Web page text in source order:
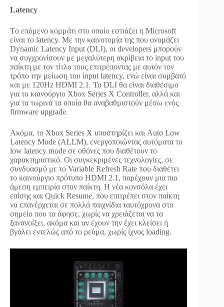
Latency
Τo επόμενο κομμάτι στο οποίο εστιάζει η Microsoft
είναι το latency. Με την καινοτομία της που ονομάζει
Dynamic Latency Input (DLI), οι developers μπορούν
να συγχρονίσουν με μεγαλύτερη ακρίβεια το input του
παίκτη με τον τίτλο τους επιτρέποντας με αυτόν τον
τρόπο την μείωση του input latency, ενώ είναι συμβατό
και με 120Hz HDMI 2.1. Το DLI θα είναι διαθέσιμο
για το καινούργιο Xbox Series X Controller, αλλά και
για τα τωρινά τα οποία θα αναβαθμιστούν μέσω ενός
firmware upgrade.
Ακόμα, το Xbox Series X υποστηρίζει και Auto Low
Latency Mode (ALLM), ενεργοποιώντας αυτόματα το
low latency mode σε οθόνες που διαθέτουν το
χαρακτηριστικό. Οι συγκεκριμένες τεχνολογίες, σε
συνδυασμό με το Variable Refresh Rate που διαθέτει
το καινούργιο πρότυπο HDMI 2.1, παρέχουν μια πιο
άμεση εμπειρία στον παίκτη. Η νέα κονσόλα έχει
επίσης και Quick Resume, που επιτρέπει στον παίκτη
να επανέρχεται σε πολλά παιχνίδια ταυτόχρονα στο
σημείο που τα άφησε, χωρίς να χρειάζεται να τα
ξανανοίξει, ακόμα και αν έχουν την έχει κλείσει ή
βγάλει εντελώς από το ρεύμα, χωρίς ίχνος loading.